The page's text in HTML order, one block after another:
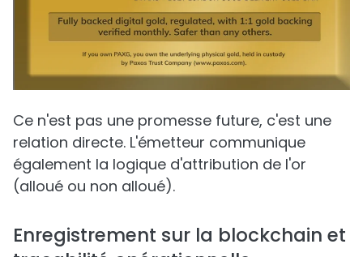
Ce n'est pas une promesse future, c'est une
relation directe. L'émetteur communique
également la logique d'attribution de l'or
(alloué ou non alloué).
Enregistrement sur la blockchain et